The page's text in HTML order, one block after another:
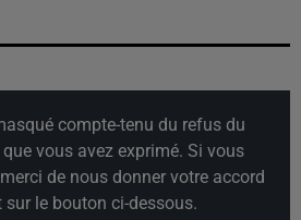
compte-tenu du refus du
vous avez exprimé. Si vous
de nous donner votre accord
le bouton ci-dessous.